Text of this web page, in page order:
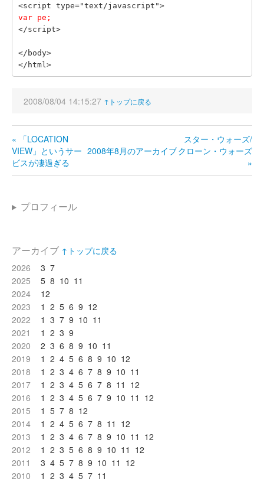
<script type="text/javascript">
var pe;
</script>
</body>
</html>
2008/08/04 14:15:27 ↑トップに戻る
« 「LOCATION
VIEW」というサー
ビスが凄過ぎる
2008年8月のアーカイブ
スター・ウォーズ/
クローン・ウォーズ
»
プロフィール
アーカイブ ↑トップに戻る
2026
3 7
2025
5 8 10 11
2024
12
2023
1 2 5 6 9 12
2022
1 3 7 9 10 11
2021
1 2 3 9
2020
2 3 6 8 9 10 11
2019
1 2 4 5 6 8 9 10 12
2018
1 2 3 4 6 7 8 9 10 11
2017
1 2 3 4 5 6 7 8 11 12
2016
1 2 3 4 5 6 7 9 10 11 12
2015
1 5 7 8 12
2014
1 2 4 5 6 7 8 11 12
2013
1 2 3 4 6 7 8 9 10 11 12
2012
1 2 3 5 6 8 9 10 11 12
2011
3 4 5 7 8 9 10 11 12
2010
1 2 3 4 5 7 11